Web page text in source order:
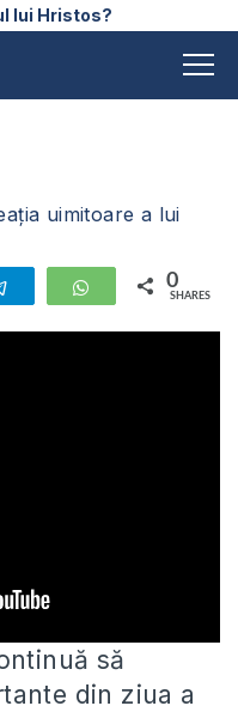
lui Hristos?
uimitoare a lui
Telegram WhatsApp
0
SHARES
să
din ziua a